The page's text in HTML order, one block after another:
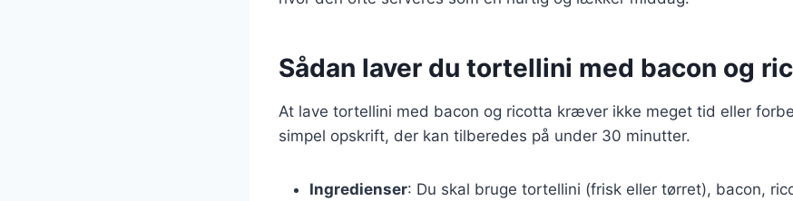
Sådan laver du tortellini med bacon og
At lave tortellini med bacon og ricotta kræver ikke meget tid eller
simpel opskrift, der kan tilberedes på under 30 minutter.
Ingredienser: Du skal bruge tortellini (frisk eller tørret), bacon,